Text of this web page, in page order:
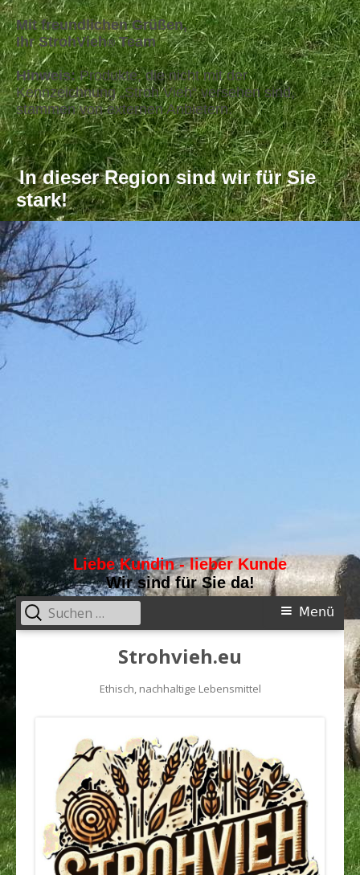
Mit freundlichen Grüßen,
Ihr StrohVieh®Team
Hinweis:Produkte, die nicht mit der
Kennzeichnung „Stroh Vieh“ versehen sind,
stammen von externen Anbietern.
In dieser Region sind wir für Sie
stark!
Liebe Kundin - lieber Kunde
Wir sind für Sie da!